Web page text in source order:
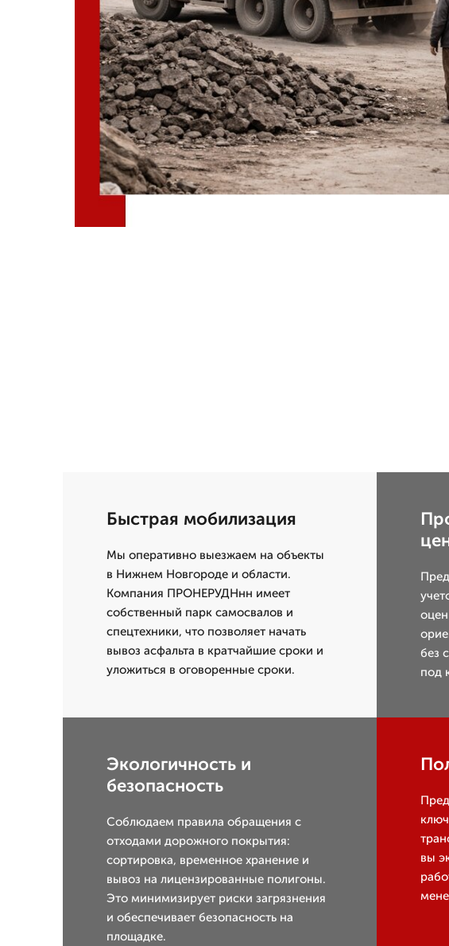
Быстрая мобилизация
Мы оперативно выезжаем на объекты
в Нижнем Новгороде и области.
Компания ПРОНЕРУДНнн имеет
собственный парк самосвалов и
спецтехники, что позволяет начать
вывоз асфальта в кратчайшие сроки и
уложиться в оговоренные сроки.
без
под
Экологичность и
безопасность
Соблюдаем правила обращения с
отходами дорожного покрытия:
сортировка, временное хранение и
вывоз на лицензированные полигоны.
Это минимизирует риски загрязнения
и обеспечивает безопасность на
площадке.
вы